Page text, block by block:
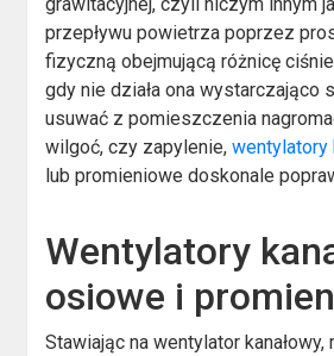
przepływu powietrza poprzez
fizyczną obejmującą różnicę
gdy nie działa ona wystarczająco
usuwać z pomieszczenia
wilgoć, czy zapylenie,wentylatory
lub promieniowe doskonale
Wentylatory
osiowe i
Stawiając na wentylator